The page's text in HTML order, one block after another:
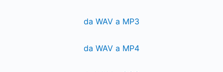
da WAV a MP3
da WAV a MP4